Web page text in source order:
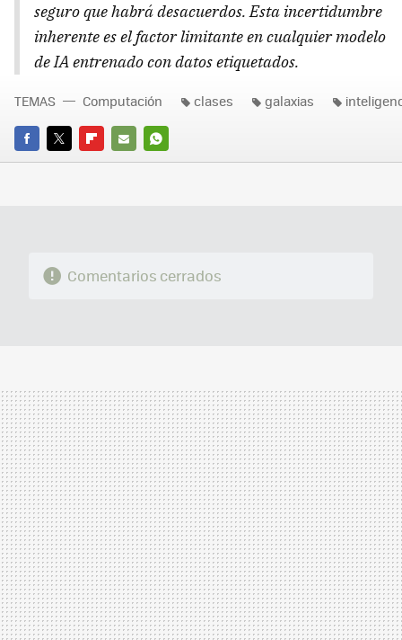
seguro que habrá desacuerdos. Esta incertidumbre
inherente es el factor limitante en cualquier modelo
de IA entrenado con datos etiquetados.
FACEBOOK
TWITTERFLIPBOARD
E-
WHATSAPP
TEMAS Computación clases galaxias
Comentarios cerrados